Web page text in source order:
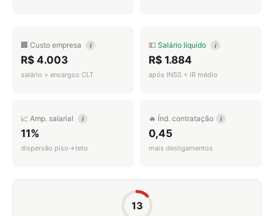
🏢 Custo empresa i
R$ 4.003
salário + encargos CLT
💵 Salário líquido i
R$ 1.884
após INSS + IR médio
📈 Amp. salarial i
11%
dispersão piso→teto
🔥 Índ. contratação i
0,45
mais desligamentos
13